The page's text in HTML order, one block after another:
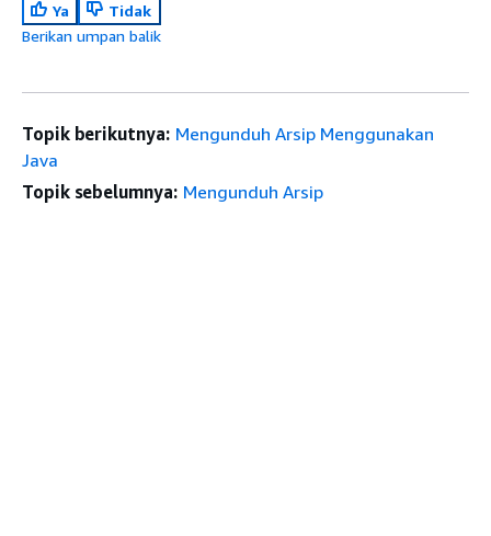
Ya
Tidak
Berikan umpan balik
Topik berikutnya: Mengunduh Arsip Menggunakan
Java
Topik sebelumnya: Mengunduh Arsip